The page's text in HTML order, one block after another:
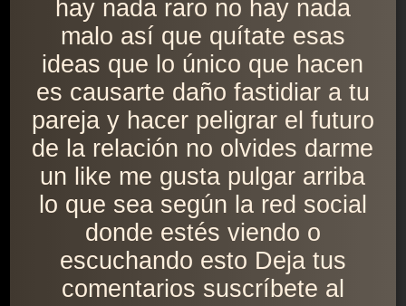
hay nada raro no hay nada
malo así que quítate esas
ideas que lo único que hacen
es causarte daño fastidiar a tu
pareja y hacer peligrar el futuro
de la relación no olvides darme
un like me gusta pulgar arriba
lo que sea según la red social
donde estés viendo o
escuchando esto Deja tus
comentarios suscríbete al